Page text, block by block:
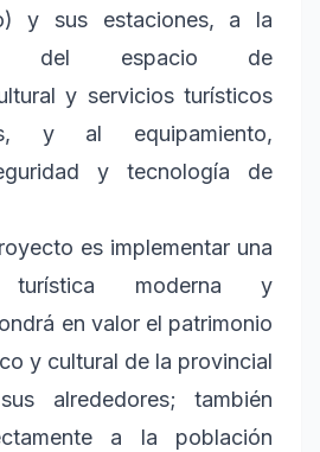
y sus estaciones, a la
del espacio de
y servicios turísticos
y al equipamiento,
y tecnología de
es implementar una
turística moderna y
en valor el patrimonio
y cultural de la provincial
alrededores; también
a la población